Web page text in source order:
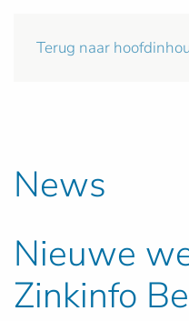
Terug naar
News
Nieuwe
Zinkinfo